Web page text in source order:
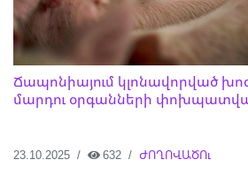
Ճապոնիայում կլոնավորված
մարդու օրգանների
23.10.2025 632 ԺՈՂՈՎԱԾՈւ